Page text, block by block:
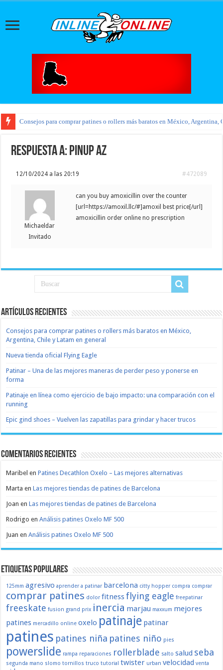
Consejos para comprar patines o rollers más baratos en México, Argentina,
Respuesta a: pinup az
12/10/2024 a las 20:19 #472089
Michaeldar
Invitado
can you buy amoxicillin over the counter
[url=https://amoxil.llc/#]amoxil best price[/url]
amoxicillin order online no prescription
Artículos recientes
Consejos para comprar patines o rollers más baratos en México,
Argentina, Chile y Latam en general
Nueva tienda oficial Flying Eagle
Patinar – Una de las mejores maneras de perder peso y ponerse en
forma
Patinaje en línea como ejercicio de bajo impacto: una comparación con el
running
Epic gind shoes – Vuelven las zapatillas para grindar y hacer trucos
Comentarios recientes
Maribel enPatines Decathlon Oxelo – Las mejores alternativas
Marta enLas mejores tiendas de patines de Barcelona
Joan enLas mejores tiendas de patines de Barcelona
Rodrigo enAnálisis patines Oxelo MF 500
Juan enAnálisis patines Oxelo MF 500
Etiquetas populares
125mm agresivo aprender a patinar barcelona citty hopper compra comprar
comprar patines dolor fitnessflying eagle freepatinar
freeskate fusion grand prix inercia marjau maxxum mejores
patines mercadillo online oxelo patinaje patinar
patines patines niña patines niño pies
powerslide rampa reparaciones rollerblade salto salud seba
segunda mano slomo tornillos truco tutorial twister urban velocidad venta